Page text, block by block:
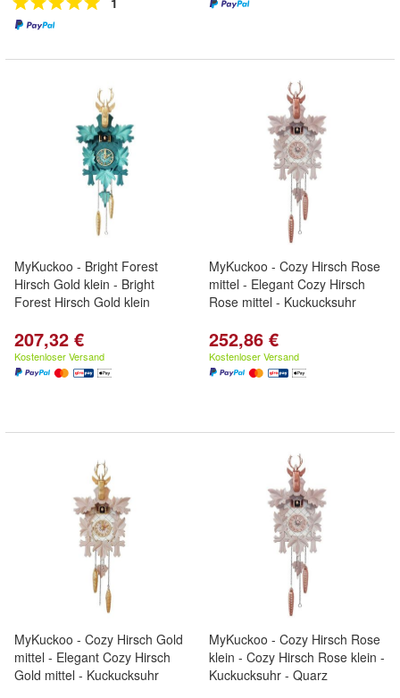
MyKuckoo - Bright Forest
Hirsch Gold klein - Bright
Forest Hirsch Gold klein
207,32 €
Kostenloser Versand
MyKuckoo - Cozy Hirsch Rose
mittel - Elegant Cozy Hirsch
Rose mittel - Kuckucksuhr
252,86 €
Kostenloser Versand
MyKuckoo - Cozy Hirsch Gold
mittel - Elegant Cozy Hirsch
Gold mittel - Kuckucksuhr
MyKuckoo - Cozy Hirsch Rose
klein - Cozy Hirsch Rose klein -
Kuckucksuhr - Quarz